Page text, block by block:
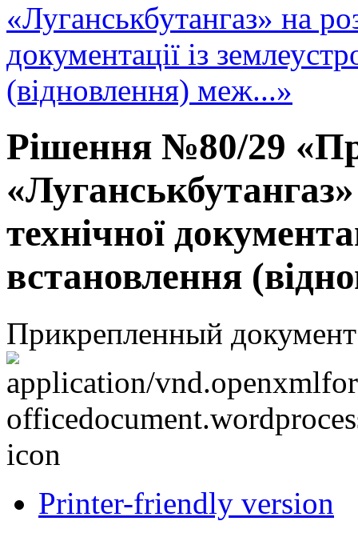
«Луганськбутангаз» на
документації із
(відновлення) меж...»
Рішення №80/29
технічної
встановлення
Прикрепленный
Printer-friendly version